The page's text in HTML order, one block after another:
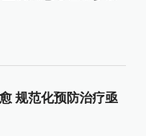
规范化预防治疗亟